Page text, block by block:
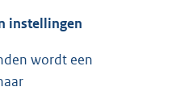
instellingen
wordt een